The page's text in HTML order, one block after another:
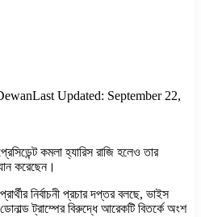
Last Updated: September 22,
কমলা হ্যারিস রাজি হলেও তার
করেছেন।
প্রার্থীর নির্বাচনী প্রচার দপ্তর বলছে, ভাইস
ট্রাম্পের বিরুদ্ধে আরেকটি বিতর্কে অংশ